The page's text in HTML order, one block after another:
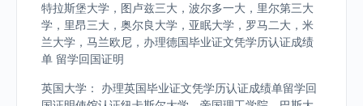
特拉斯堡大学，图卢兹三大，波尔多一大，里尔第三大
学，里昂三大，奥尔良大学，亚眠大学，罗马二大，米
兰大学，马兰欧尼，办理德国毕业证文凭学历认证成绩
单 留学回国证明
英国大学： 办理英国毕业证文凭学历认证成绩单留学回